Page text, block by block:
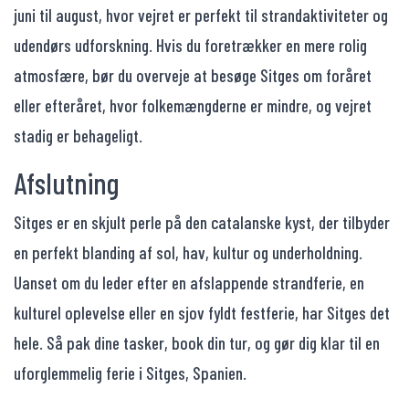
juni til august, hvor vejret er perfekt til strandaktiviteter og
udendørs udforskning. Hvis du foretrækker en mere rolig
atmosfære, bør du overveje at besøge Sitges om foråret
eller efteråret, hvor folkemængderne er mindre, og vejret
stadig er behageligt.
Afslutning
Sitges er en skjult perle på den catalanske kyst, der tilbyder
en perfekt blanding af sol, hav, kultur og underholdning.
Uanset om du leder efter en afslappende strandferie, en
kulturel oplevelse eller en sjov fyldt festferie, har Sitges det
hele. Så pak dine tasker, book din tur, og gør dig klar til en
uforglemmelig ferie i Sitges, Spanien.